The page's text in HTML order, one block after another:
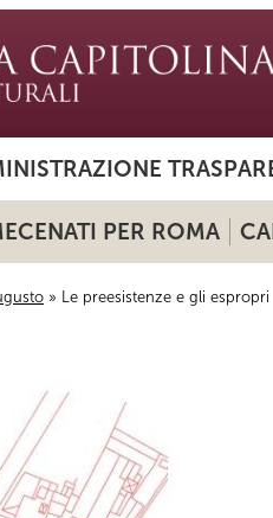
PER ROMA
» Le preesistenze e gli espropri